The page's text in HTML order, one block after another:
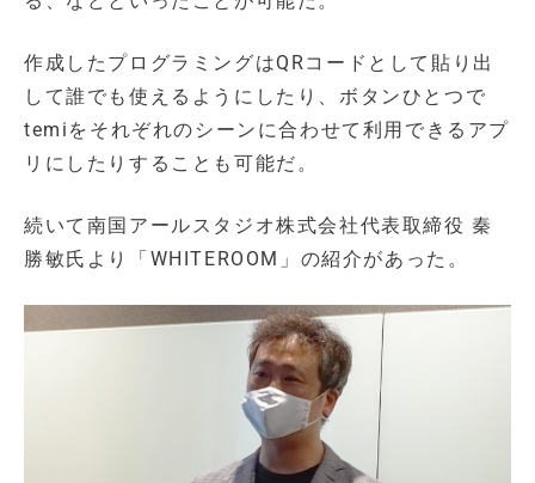
作成したプログラミングはQRコードとして貼り出
して誰でも使えるようにしたり、ボタンひとつで
temiをそれぞれのシーンに合わせて利用できるアプ
リにしたりすることも可能だ。
続いて南国アールスタジオ株式会社代表取締役 秦
勝敏氏より「WHITEROOM」の紹介があった。